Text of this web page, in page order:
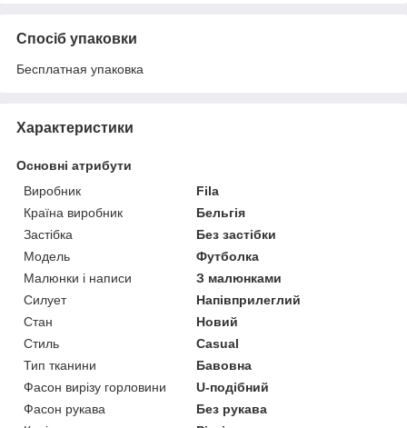
Спосіб упаковки
Бесплатная упаковка
Характеристики
Основні атрибути
Виробник
Fila
Країна виробник
Бельгія
Застібка
Без застібки
Модель
Футболка
Малюнки і написи
З малюнками
Силует
Напівприлеглий
Стан
Новий
Стиль
Casual
Тип тканини
Бавовна
Фасон вирізу горловини
U-подібний
Фасон рукава
Без рукава